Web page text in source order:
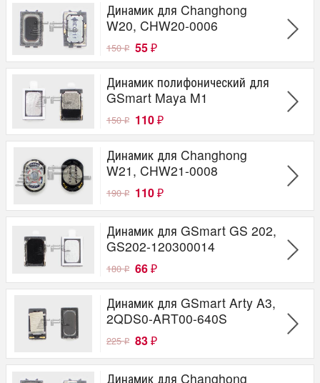
Динамик для Changhong
W20, CHW20-0006
150₽ 55 ₽
Динамик полифонический для
GSmart Maya M1
150₽ 110 ₽
Динамик для Changhong
W21, CHW21-0008
190₽ 110 ₽
Динамик для GSmart GS 202,
GS202-120300014
180₽ 66 ₽
Динамик для GSmart Arty A3,
2QDS0-ART00-640S
225₽ 83 ₽
Динамик для Changhong